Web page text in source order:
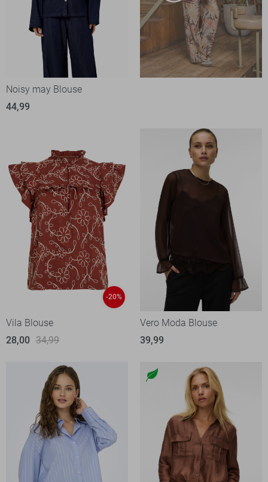
Noisy may Blouse
44,99
-20%
Vila Blouse
28,00 34,99
Vero Moda Blouse
39,99